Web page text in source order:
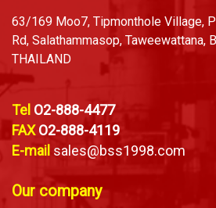
63/169 Moo7, Tipmonthole Village,
Rd, Salathammasop, Taweewattana,
THAILAND
Tel O2-888-4477
FAXO2-888-4119
E-mail sales@bss1998.com
Our company